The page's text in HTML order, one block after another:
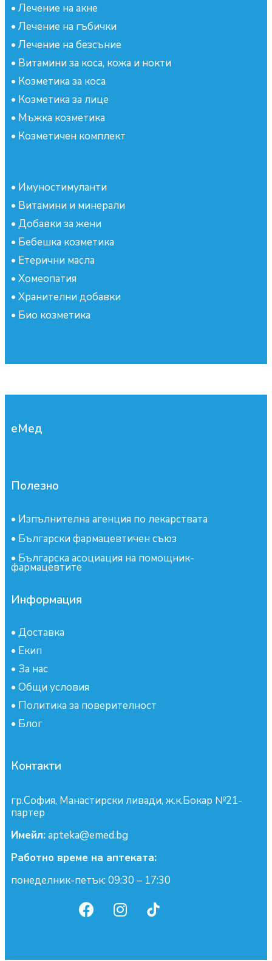
• Лечение на акне
• Лечение на гъбички
• Лечение на безсъние
• Витамини за коса, кожа и нокти
• Козметика за коса
• Козметика за лице
• Мъжка козметика
• Козметичен комплект
• Имуностимуланти
• Витамини и минерали
• Добавки за жени
• Бебешка козметика
• Етерични масла
• Хомеопатия
• Хранителни добавки
• Био козметика
еМед
Полезно
• Изпълнителна агенция по лекарствата
• Български фармацевтичен съюз
• Българска асоциация на помощник-
фармацевтите
Информация
• Доставка
• Екип
• За нас
• Общи условия
• Политика за поверителност
• Блог
Контакти
гр.София, Манастирски ливади, ж.к.Бокар №21-
партер
Имейл:apteka@emed.bg
Работно време на аптеката:
понеделник-петък: 09:30 – 17:30